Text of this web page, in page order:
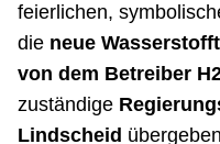
feierlichen,
die neue
von dem Betreiber
zuständige
Lindscheid